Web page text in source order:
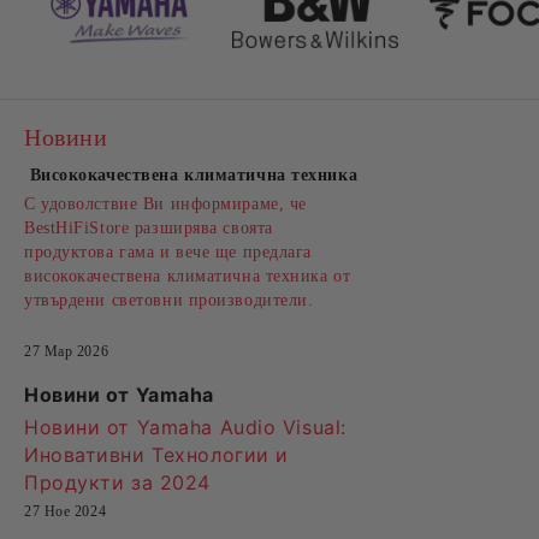
Новини
Висококачествена климатична техника
С удоволствие Ви информираме, че
BestHiFiStore разширява своята
продуктова гама и вече ще предлага
висококачествена климатична техника от
утвърдени световни производители.
27 Мар 2026
Новини от Yamaha
Новини от Yamaha Audio Visual:
Иновативни Технологии и
Продукти за 2024
27 Ное 2024